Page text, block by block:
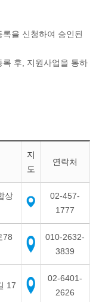
을 신청하여 승인된
후, 지원사업을 통하
지
도
연락처
상
02-457-
1777
78
010-2632-
3839
17
02-6401-
2626